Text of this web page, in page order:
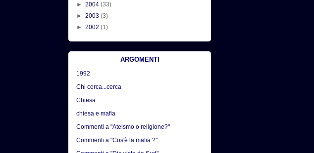
► 2004 (33)
► 2003 (3)
► 2002 (1)
ARGOMENTI
1992
Chi cerca...cerca
Chiesa
chiesa e mafia
Commenti a "Ateismo o religione?"
Commenti a "Cos'è la mafia ?"